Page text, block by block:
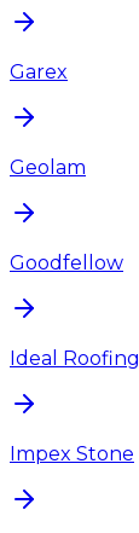
Garex
Geolam
Goodfellow
Ideal Roofing
Impex Stone